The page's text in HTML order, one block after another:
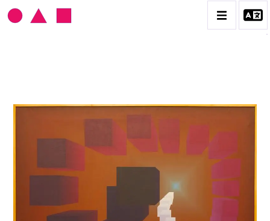
JULIÁN CASADO LAMOCA
BIOGRAPHIE
CATALOGUE DES OEUVRES
CONTACT